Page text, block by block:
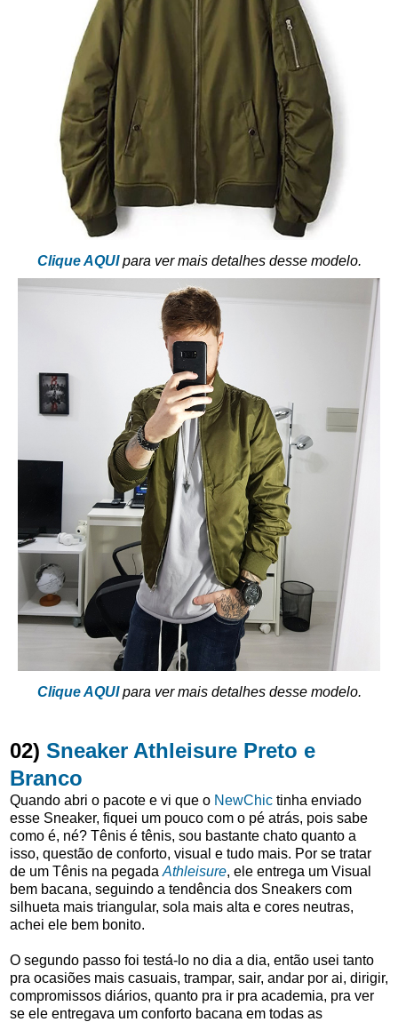
Clique AQUIpara ver mais detalhes desse modelo.
Clique AQUIpara ver mais detalhes desse modelo.
02) Sneaker Athleisure Preto e
Branco
Quando abri o pacote e vi que o NewChic tinha enviado
esse Sneaker, fiquei um pouco com o pé atrás, pois sabe
como é, né? Tênis é tênis, sou bastante chato quanto a
isso, questão de conforto, visual e tudo mais. Por se tratar
de um Tênis na pegada Athleisure, ele entrega um Visual
bem bacana, seguindo a tendência dos Sneakers com
silhueta mais triangular, sola mais alta e cores neutras,
achei ele bem bonito.
O segundo passo foi testá-lo no dia a dia, então usei tanto
pra ocasiões mais casuais, trampar, sair, andar por ai, dirigir,
compromissos diários, quanto pra ir pra academia, pra ver
se ele entregava um conforto bacana em todas as